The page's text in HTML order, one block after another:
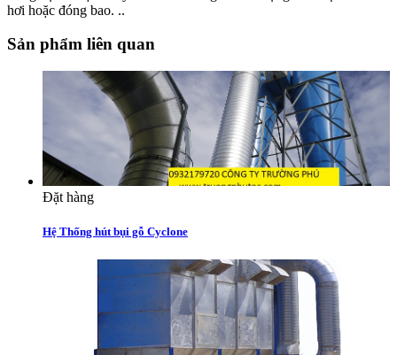
hơi hoặc đóng bao. ..
Sản phẩm liên quan
Đặt hàng
Hệ Thống hút bụi gỗ Cyclone